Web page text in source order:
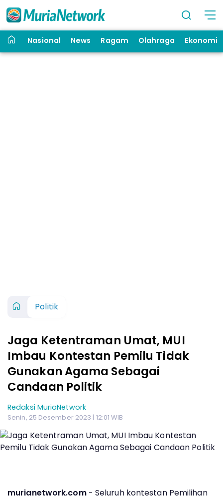
Nasional News Ragam Olahraga Ekonomi
Politik
Jaga Ketentraman Umat, MUI
Imbau Kontestan Pemilu Tidak
Gunakan Agama Sebagai
Candaan Politik
Redaksi MuriaNetwork
Senin, 25 Desember 2023 | 12:01 WIB
murianetwork.com- Seluruh kontestan Pemilihan